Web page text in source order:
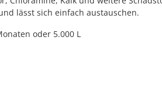
lässt sich einfach austauschen.
oder 5.000 L